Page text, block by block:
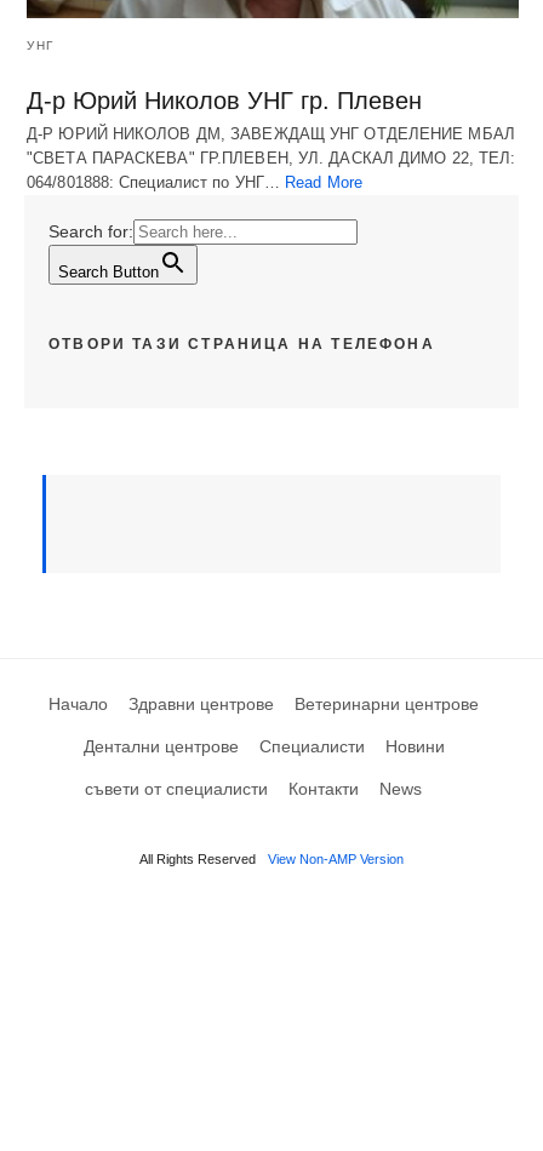
УНГ
Д-р Юрий Николов УНГ гр. Плевен
Д-Р ЮРИЙ НИКОЛОВ ДМ, ЗАВЕЖДАЩ УНГ ОТДЕЛЕНИЕ МБАЛ
"СВЕТА ПАРАСКЕВА" ГР.ПЛЕВЕН, УЛ. ДАСКАЛ ДИМО 22, ТЕЛ:
064/801888: Специалист по УНГ… Read More
Search for:
Search Button
ОТВОРИ ТАЗИ СТРАНИЦА НА ТЕЛЕФОНА
Начало Здравни центрове Ветеринарни центрове
Дентални центрове Специалисти Новини
съвети от специалисти Контакти News
All Rights Reserved View Non-AMP Version